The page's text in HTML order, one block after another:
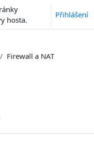
hosta.
Přihlášení
Firewall a NAT